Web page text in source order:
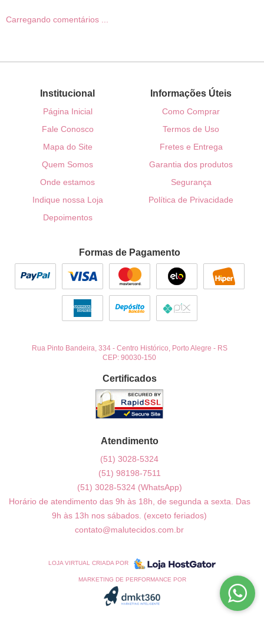
Carregando comentários ...
Institucional
Página Inicial
Fale Conosco
Mapa do Site
Quem Somos
Onde estamos
Indique nossa Loja
Depoimentos
Informações Úteis
Como Comprar
Termos de Uso
Fretes e Entrega
Garantia dos produtos
Segurança
Política de Privacidade
Formas de Pagamento
Rua Pinto Bandeira, 334- Centro Histórico, Porto Alegre - RS
CEP: 90030-150
Certificados
Atendimento
(51) 3028-5324
(51) 98198-7511
(51) 3028-5324 (WhatsApp)
Horário de atendimento das 9h às 18h, de segunda a sexta. Das
9h às 13h nos sábados. (exceto feriados)
contato@malutecidos.com.br
LOJA VIRTUAL CRIADA POR
MARKETING DE PERFORMANCE POR